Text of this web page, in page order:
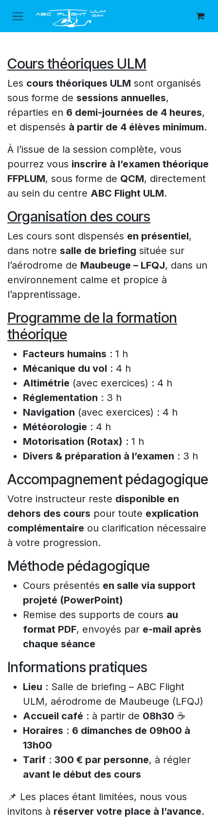
Skip to Content
Cours théoriques ULM
Les cours théoriques ULM sont organisés
sous forme de sessions annuelles,
réparties en 6 demi-journées de 4 heures,
et dispensés à partir de 4 élèves minimum.
À l’issue de la session complète, vous
pourrez vous inscrire à l’examen théorique
FFPLUM, sous forme de QCM, directement
au sein du centre ABC Flight ULM.
Organisation des cours
Les cours sont dispensés en présentiel,
dans notre salle de briefing située sur
l’aérodrome de Maubeuge – LFQJ, dans un
environnement calme et propice à
l’apprentissage.
Programme de la formation
théorique
Facteurs humains : 1 h
Mécanique du vol : 4 h
Altimétrie (avec exercices) : 4 h
Réglementation : 3 h
Navigation (avec exercices) : 4 h
Météorologie : 4 h
Motorisation (Rotax) : 1 h
Divers & préparation à l’examen : 3 h
Accompagnement pédagogique
Votre instructeur reste disponible en
dehors des cours pour toute explication
complémentaire ou clarification nécessaire
à votre progression.
Méthode pédagogique
Cours présentés en salle via support
projeté (PowerPoint)
Remise des supports de cours au
format PDF, envoyés par e-mail après
chaque séance
Informations pratiques
Lieu : Salle de briefing – ABC Flight
ULM, aérodrome de Maubeuge (LFQJ)
Accueil café : à partir de 08h30 ☕
Horaires : 6 dimanches de 09h00 à
13h00
Tarif : 300 € par personne, à régler
avant le début des cours
📌 Les places étant limitées, nous vous
invitons à réserver votre place à l’avance.